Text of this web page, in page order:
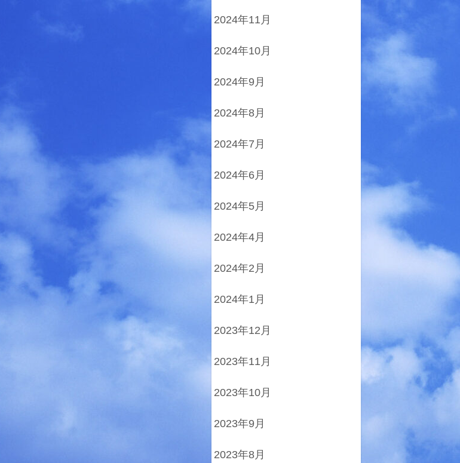
2024年11月
2024年10月
2024年9月
2024年8月
2024年7月
2024年6月
2024年5月
2024年4月
2024年2月
2024年1月
2023年12月
2023年11月
2023年10月
2023年9月
2023年8月